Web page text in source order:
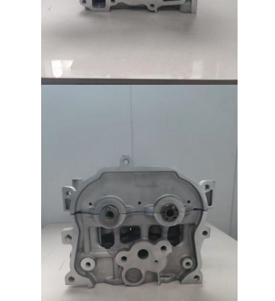
Riparazioni della testata di cilindro
guarnizione della testata di cilindro
Componenti del motore dell'automobile
Valvola del motore